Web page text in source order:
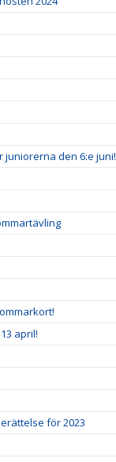
juniorerna den 6:e juni!
april!
för 2023